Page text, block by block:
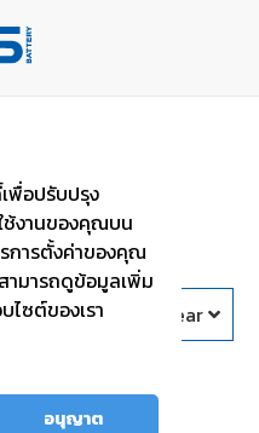
พื่อปรับปรุง
ช้งานของคุณบน
การตั้งค่าของคุณ
มารถดูข้อมูลเพิ่ม
ไซต์ของเรา
อนุญาต
CSR and
All Year